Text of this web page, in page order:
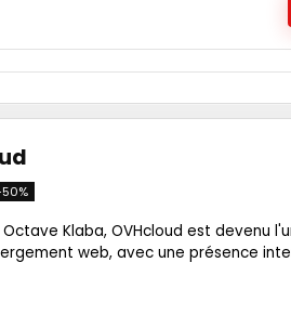
Octave Klaba, OVHcloud est devenu
web, avec une présence